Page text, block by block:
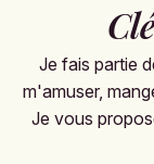
Je fais partie
m'amuser,
Je vous